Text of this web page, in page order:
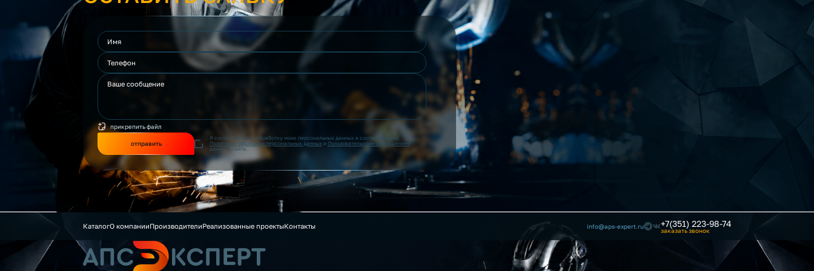
прикрепить файл
отправить
Я согласен(на) на обработку моих персональных данных в соответствии с
Политикой обработки персональных данных и Пользовательским соглашением
данного сайта.
КаталогО компанииПроизводителиРеализованные проектыКонтакты info@aps-expert.ru +7(351) 223-98-74
заказать звонок